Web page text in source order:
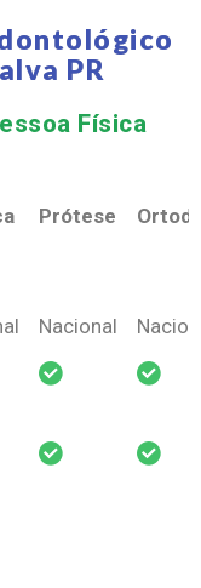
PR
Física​
Prótese
Prótese
Nacional